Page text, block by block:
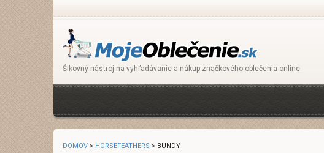
Šikovný nástroj na vyhľadávanie a nákup značkového oblečenia online
DOMOV > HORSEFEATHERS > BUNDY